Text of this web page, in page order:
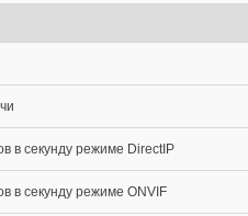
в секунду режиме DirectIP
в секунду режиме ONVIF